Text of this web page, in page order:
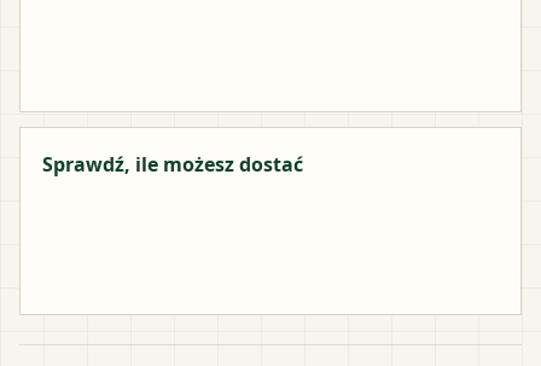
Sprawdź, ile możesz dostać